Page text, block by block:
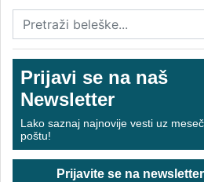
Prijavi se na naš
Newsletter
Lako saznaj najnovije vesti uz
poštu!
Prijavite se na newsletter